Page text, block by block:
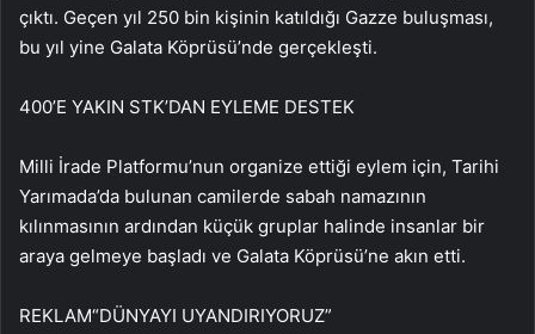
çıktı. Geçen yıl 250 bin kişinin katıldığı Gazze buluşması,
bu yıl yine Galata Köprüsü’nde gerçekleşti.
400’E YAKIN STK’DAN EYLEME DESTEK
Milli İrade Platformu’nun organize ettiği eylem için, Tarihi
Yarımada’da bulunan camilerde sabah namazının
kılınmasının ardından küçük gruplar halinde insanlar bir
araya gelmeye başladı ve Galata Köprüsü’ne akın etti.
REKLAM“DÜNYAYI UYANDIRIYORUZ”